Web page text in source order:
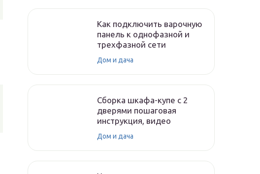
Как подключить варочную
панель к однофазной и
трехфазной сети
Дом и дача
Сборка шкафа-купе с 2
дверями пошаговая
инструкция, видео
Дом и дача